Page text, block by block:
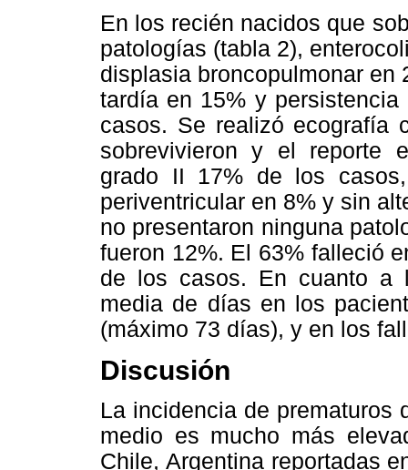
En los recién nacidos que
patologías (tabla 2),
displasia broncopulmonar en
tardía en 15% y
casos. Se realizó ecografía
sobrevivieron y el reporte
grado II 17% de los
periventricular en 8% y sin
no presentaron ninguna
fueron 12%. El 63% falleció
de los casos. En cuanto a
media de días en los
(máximo 73 días), y en los
Discusión
La incidencia de prematuros
medio es mucho más
Chile, Argentina reportadas